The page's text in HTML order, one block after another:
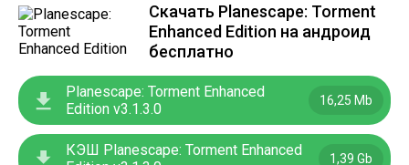
Скачать Planescape: Torment
Enhanced Edition на андроид
бесплатно
Planescape: Torment Enhanced
Edition v3.1.3.0
16,25 Mb
КЭШ Planescape: Torment Enhanced
1,39 Gb